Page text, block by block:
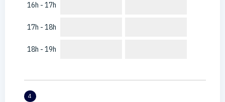
16h - 17h
17h - 18h
18h - 19h
4